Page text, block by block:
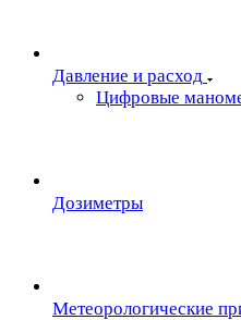
Давление и расход
Цифровые
Дозиметры
Метеорологические